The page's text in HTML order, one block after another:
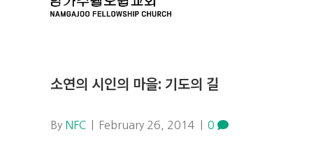
소연의 시인의 마을: 기도의 길
By NFC February 26, 2014 0